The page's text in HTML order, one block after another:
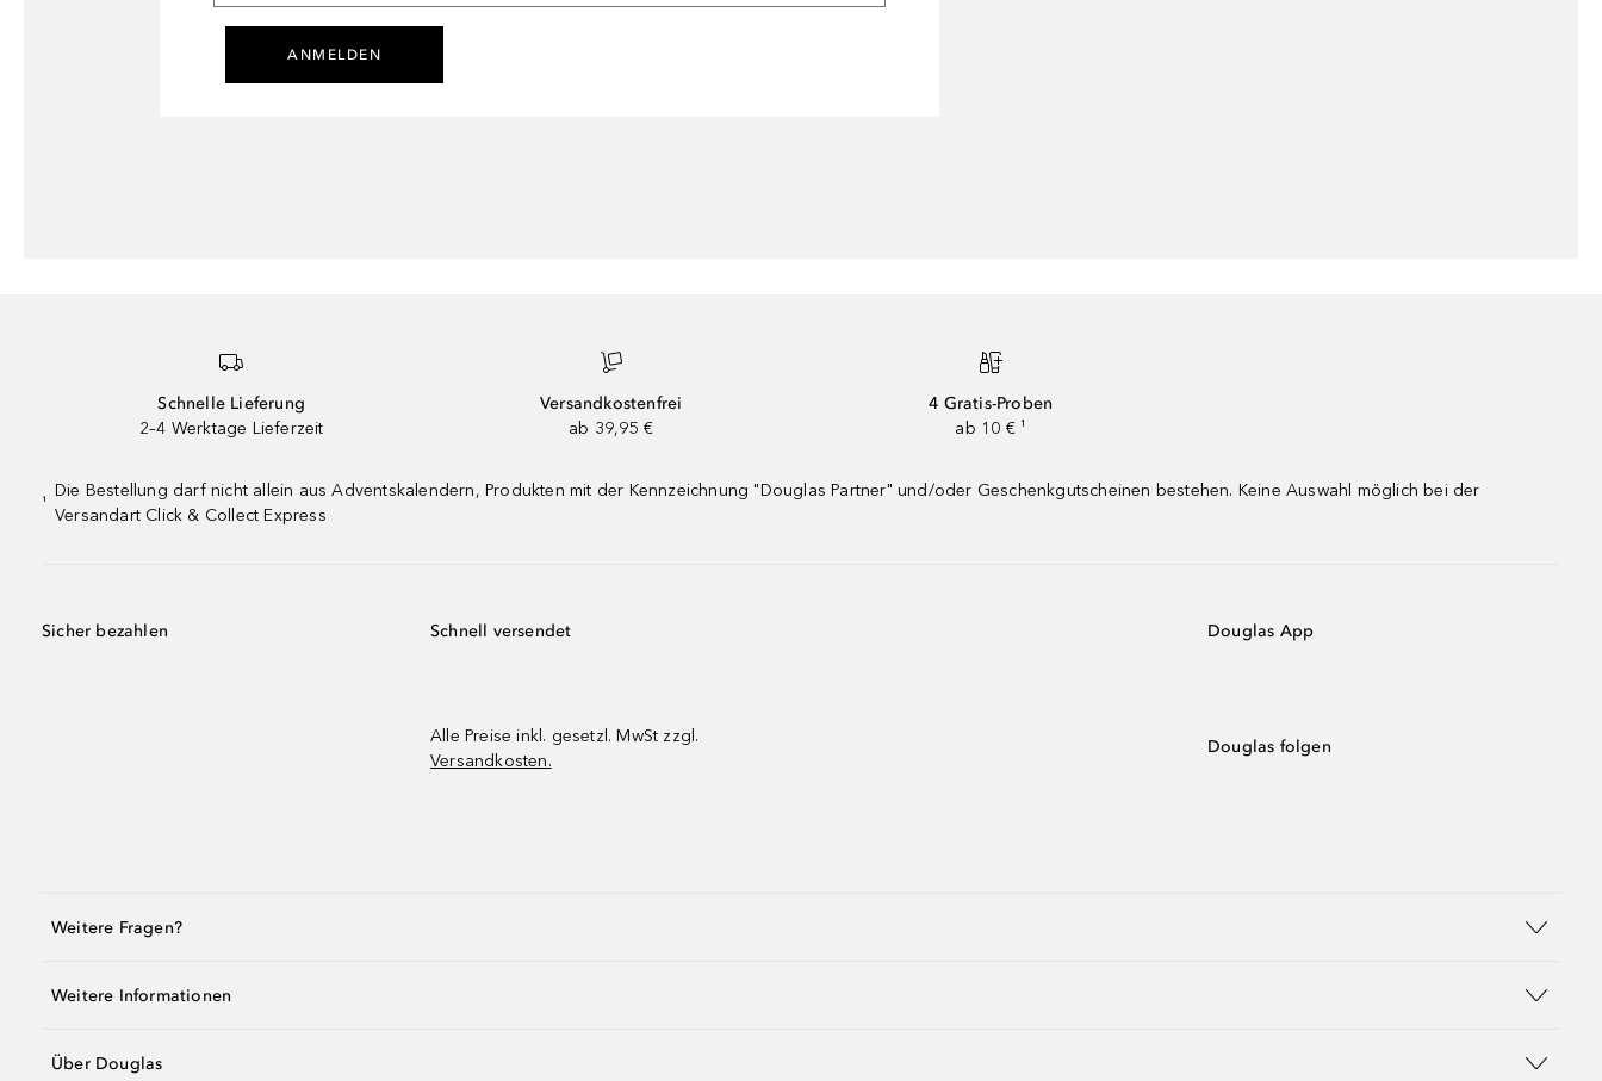
ANMELDEN
Schnelle Lieferung
2–4 Werktage Lieferzeit
Versandkostenfrei
ab 39,95 €
4 Gratis-Proben
ab 10 € ¹
¹
Die Bestellung darf nicht allein aus Adventskalendern, Produkten mit der Kennzeichnung "Douglas Partner" und/oder Geschenkgutscheinen bestehen. Keine Auswahl möglich bei der
Versandart Click & Collect Express
Sicher bezahlen Schnell versendet
Alle Preise inkl. gesetzl. MwSt zzgl.
Versandkosten.
Douglas App
Douglas folgen
Weitere Fragen?
Weitere Informationen
Über Douglas